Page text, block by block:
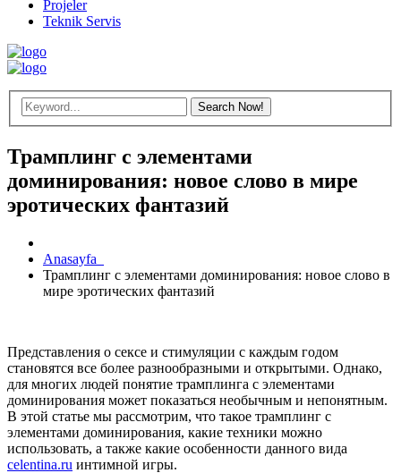
Projeler
Teknik Servis
Трамплинг с элементами
доминирования: новое слово в мире
эротических фантазий
Anasayfa
Трамплинг с элементами доминирования: новое слово в
мире эротических фантазий
Представления о сексе и стимуляции с каждым годом
становятся все более разнообразными и открытыми. Однако,
для многих людей понятие трамплинга с элементами
доминирования может показаться необычным и непонятным.
В этой статье мы рассмотрим, что такое трамплинг с
элементами доминирования, какие техники можно
использовать, а также какие особенности данного вида
celentina.ru интимной игры.